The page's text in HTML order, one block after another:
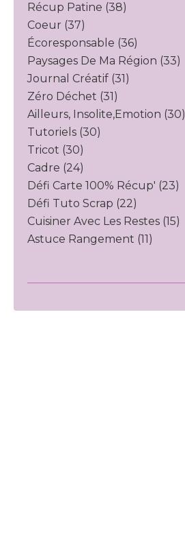
Récup Patine (38)
Coeur (37)
Écoresponsable (36)
Paysages De Ma Région (33)
Journal Créatif (31)
Zéro Déchet (31)
Ailleurs, Insolite,emotion (30)
Tutoriels (30)
Tricot (30)
Cadre (24)
Défi Carte 100% Récup' (23)
Défi Tuto Scrap (22)
Cuisiner Avec Les Restes (15)
Astuce Rangement (11)